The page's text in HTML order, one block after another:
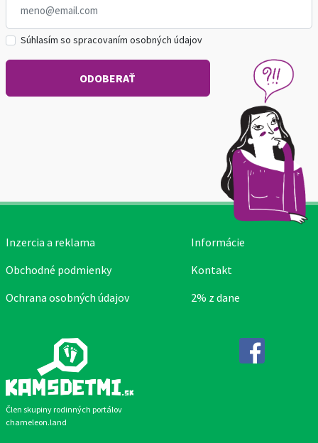
Súhlasím so spracovaním osobných údajov
Člen skupiny rodinných portálov
chameleon.land
Inzercia a reklama
Obchodné podmienky
Ochrana osobných údajov
Informácie
Kontakt
2% z dane